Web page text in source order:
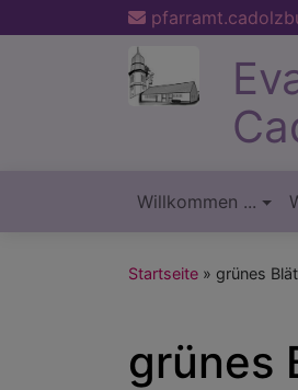
zum
Willkommen ...
Startseite grünes
grünes